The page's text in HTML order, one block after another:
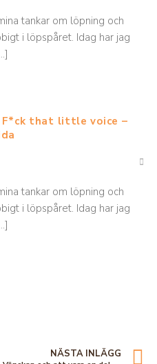
tankar om löpning och
i löpspåret. Idag har jag
F*ck that little voice –
tankar om löpning och
i löpspåret. Idag har jag
NÄSTA INLÄGG